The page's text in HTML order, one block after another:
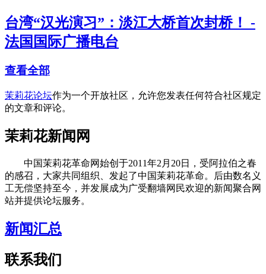
台湾“汉光演习”：淡江大桥首次封桥！ -
法国国际广播电台
查看全部
茉莉花论坛作为一个开放社区，允许您发表任何符合社区规定
的文章和评论。
茉莉花新闻网
中国茉莉花革命网始创于2011年2月20日，受阿拉伯之春
的感召，大家共同组织、发起了中国茉莉花革命。后由数名义
工无偿坚持至今，并发展成为广受翻墙网民欢迎的新闻聚合网
站并提供论坛服务。
新闻汇总
联系我们